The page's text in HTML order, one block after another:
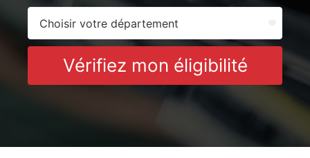
Vérifiez mon éligibilité